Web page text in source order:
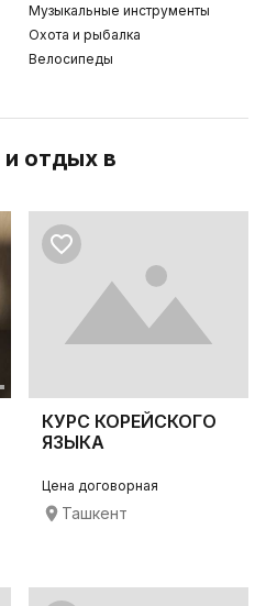
Музыкальные инструменты
Охота и рыбалка
Велосипеды
отдых в
КУРС КОРЕЙСКОГО
ЯЗЫКА
Цена договорная
Ташкент